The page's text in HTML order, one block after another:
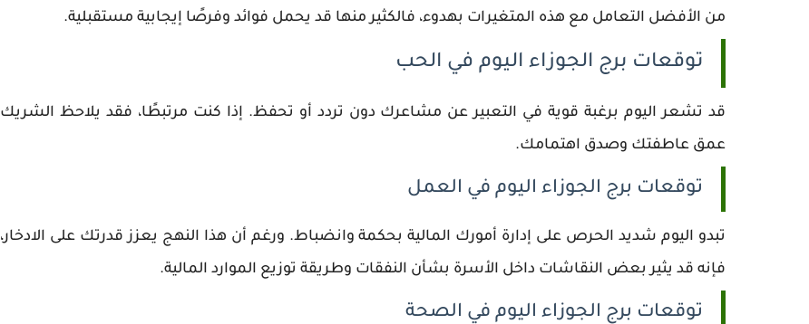
من الأفضل التعامل مع هذه المتغيرات بهدوء، فالكثير منها قد يحمل فوائد وفرصًا إيجابية مستقبلية.
توقعات برج الجوزاء اليوم في الحب
قد تشعر اليوم برغبة قوية في التعبير عن مشاعرك دون تردد أو تحفظ. إذا كنت مرتبطًا، فقد يلاحظ الشريك
عمق عاطفتك وصدق اهتمامك.
توقعات برج الجوزاء اليوم في العمل
تبدو اليوم شديد الحرص على إدارة أمورك المالية بحكمة وانضباط. ورغم أن هذا النهج يعزز قدرتك على الادخار،
فإنه قد يثير بعض النقاشات داخل الأسرة بشأن النفقات وطريقة توزيع الموارد المالية.
توقعات برج الجوزاء اليوم في الصحة